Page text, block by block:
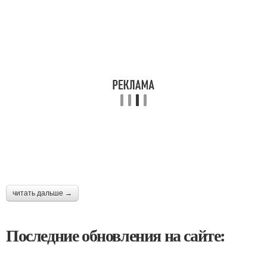
читать дальше →
Последние обновления на сайте: